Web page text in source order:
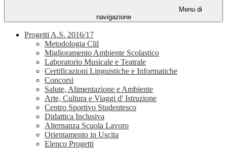
Menu di
navigazione
Progetti A.S. 2016/17
Metodologia Clil
Miglioramento Ambiente Scolastico
Laboratorio Musicale e Teatrale
Certificazioni Linguistiche e Informatiche
Concorsi
Salute, Alimentazione e Ambiente
Arte, Cultura e Viaggi d' Istruzione
Centro Sportivo Studentesco
Didattica Inclusiva
Alternanza Scuola Lavoro
Orientamento in Uscita
Elenco Progetti